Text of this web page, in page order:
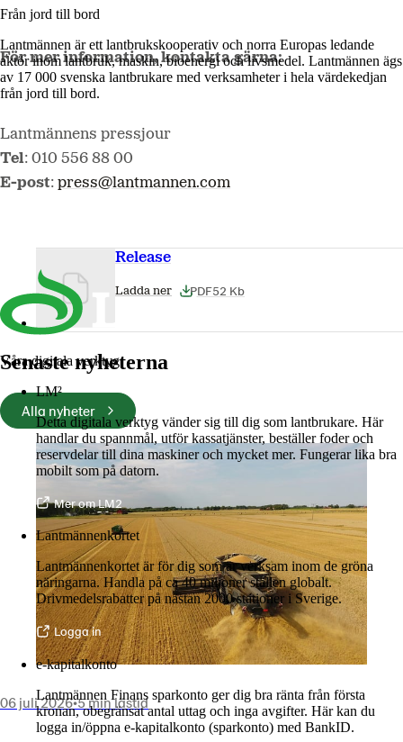
Från jord till bord
Lantmännen är ett lantbrukskooperativ och norra Europas ledande
aktör inom lantbruk, maskin, bioenergi och livsmedel. Lantmännen ägs
av 17 000 svenska lantbrukare med verksamheter i hela värdekedjan
från jord till bord.
Våra digitala verktyg
LM²
Detta digitala verktyg vänder sig till dig som lantbrukare. Här
handlar du spannmål, utför kassatjänster, beställer foder och
reservdelar till dina maskiner och mycket mer. Fungerar lika bra
mobilt som på datorn.
Mer om LM2
Lantmännenkortet
Lantmännenkortet är för dig som är verksam inom de gröna
näringarna. Handla på ca 40 miljoner ställen globalt.
Drivmedelsrabatter på nästan 2000 stationer i Sverige.
Logga in
e-kapitalkonto
Lantmännen Finans sparkonto ger dig bra ränta från första
kronan, obegränsat antal uttag och inga avgifter. Här kan du
logga in/öppna e-kapitalkonto (sparkonto) med BankID.
För mer information, kontakta gärna:
Lantmännens pressjour
Tel: 010 556 88 00
E-post: press@lantmannen.com
Release
PDF52 Kb
Ladda ner
Senaste nyheterna
Alla nyheter
06 juli 2026•5 min lästid